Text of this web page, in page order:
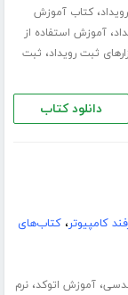
،کتاب آموزش
،آموزش استفاده از
ثبت رویداد، ثبت
دانلود کتاب
کامپیوتر،کتاب‌های
،آموزش اتوکد،نرم